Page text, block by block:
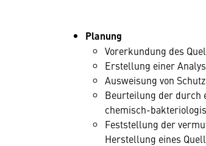
Planung
Vorerkundung des
Erstellung einer
Ausweisung von
Beurteilung der durch
chemisch-
Feststellung der
Herstellung eines